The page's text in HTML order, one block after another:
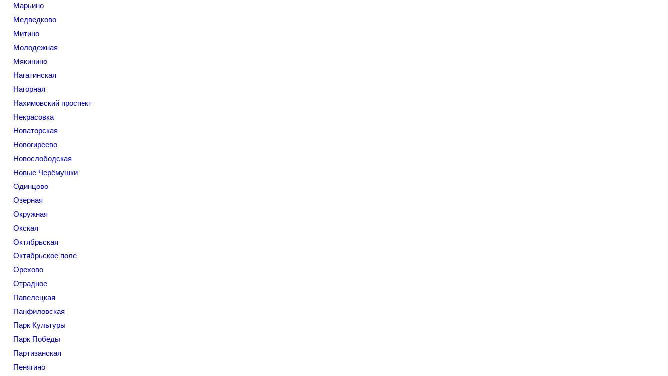
Марьино
Медведково
Митино
Молодежная
Мякинино
Нагатинская
Нагорная
Нахимовский проспект
Некрасовка
Новаторская
Новогиреево
Новослободская
Новые Черёмушки
Одинцово
Озерная
Окружная
Окская
Октябрьская
Октябрьское поле
Орехово
Отрадное
Павелецкая
Панфиловская
Парк Культуры
Парк Победы
Партизанская
Пенягино